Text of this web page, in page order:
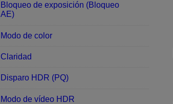
Bloqueo de exposición (Bloqueo
AE)
Modo de color
Claridad
Disparo HDR (PQ)
Modo de vídeo HDR